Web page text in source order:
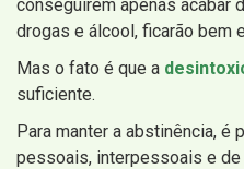
conseguirem apenas acabar
drogas e álcool, ficarão bem
Mas o fato é que a
suficiente.
Para manter a abstinência, é
pessoais, interpessoais e